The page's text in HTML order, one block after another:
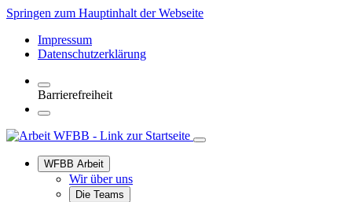
Springen zum Hauptinhalt der Webseite
Impressum
Datenschutzerklärung
Barrierefreiheit
WFBB Arbeit
Wir über uns
Die Teams